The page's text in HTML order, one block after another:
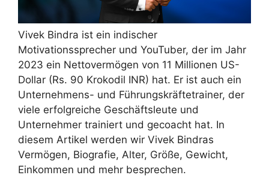
Vivek Bindra ist ein indischer
Motivationssprecher und YouTuber, der im Jahr
2023 ein Nettovermögen von 11 Millionen US-
Dollar (Rs. 90 Krokodil INR) hat. Er ist auch ein
Unternehmens- und Führungskräftetrainer, der
viele erfolgreiche Geschäftsleute und
Unternehmer trainiert und gecoacht hat. In
diesem Artikel werden wir Vivek Bindras
Vermögen, Biografie, Alter, Größe, Gewicht,
Einkommen und mehr besprechen.